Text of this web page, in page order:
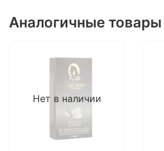
Аналогичные товары
Нет в наличии